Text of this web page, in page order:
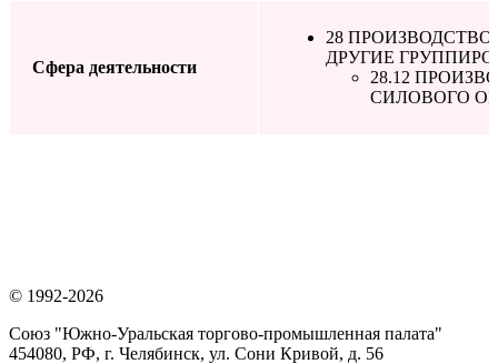
Сфера деятельности
28
ДРУГИЕ
28.12
СИЛОВОГО
© 1992-2026
Союз "Южно-Уральская торгово-промышленная палата"
454080, РФ, г. Челябинск, ул. Сони Кривой, д. 56